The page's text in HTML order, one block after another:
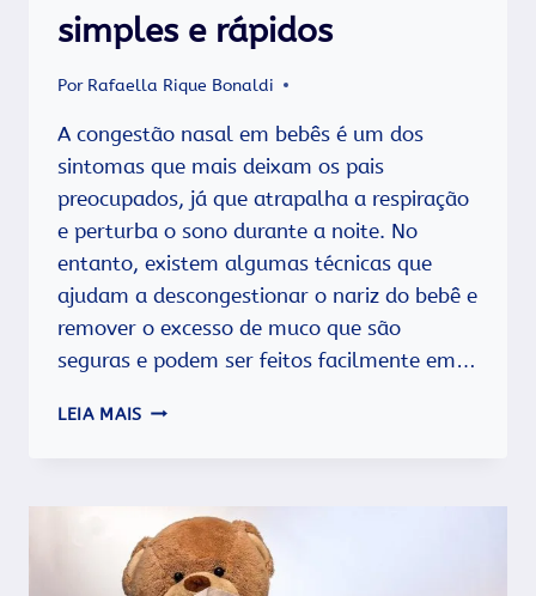
simples e rápidos
Por Rafaella Rique Bonaldi
A congestão nasal em bebês é um dos
sintomas que mais deixam os pais
preocupados, já que atrapalha a respiração
e perturba o sono durante a noite. No
entanto, existem algumas técnicas que
ajudam a descongestionar o nariz do bebê e
remover o excesso de muco que são
seguras e podem ser feitos facilmente em…
LEIA MAIS COMO
EM
7
PASSOS